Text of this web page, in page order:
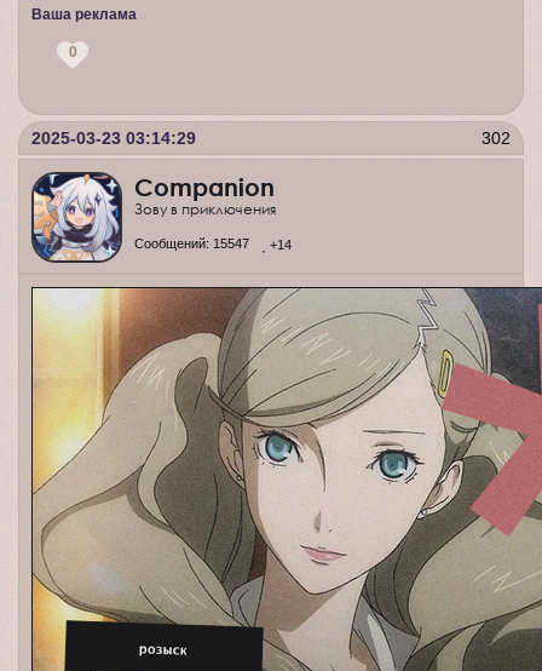
Ваша реклама
0
302
2025-03-23 03:14:29
Companion
Зову в приключения
Сообщений: 15547 +14